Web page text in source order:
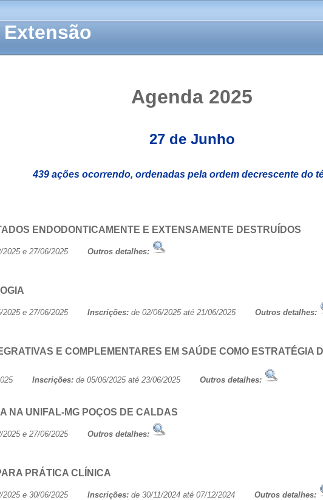
Agenda 2025
27 de Junho
439 ações ocorrendo, ordenadas pela ordem decrescente do
ENDODONTICAMENTE E EXTENSAMENTE DESTRUÍDOS
2025 e 27/06/2025 Outros detalhes:
2025 e 27/06/2025 Inscrições: de 02/06/2025 até 21/06/2025 Outros detalhes:
E COMPLEMENTARES EM SAÚDE COMO
2025 Inscrições: de 05/06/2025 até 23/06/2025 Outros detalhes:
NA UNIFAL-MG POÇOS DE CALDAS
2025 e 27/06/2025 Outros detalhes:
PRÁTICA CLÍNICA
2025 e 30/06/2025 Inscrições: de 30/11/2024 até 07/12/2024 Outros detalhes: